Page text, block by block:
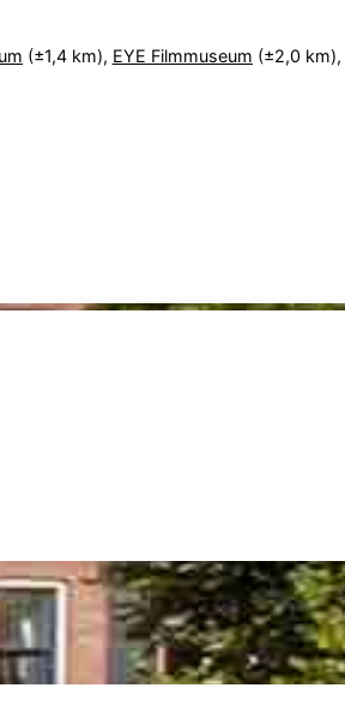
(±1,4 km), EYE Filmmuseum (±2,0 km),